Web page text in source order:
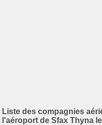
Liste des compagnies
l'aéroport de Sfax Thyna